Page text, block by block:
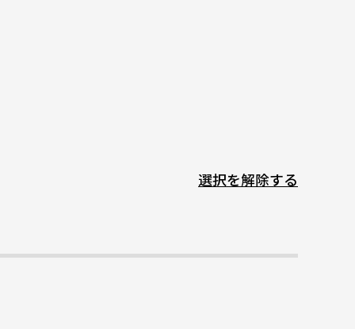
選択を解除する